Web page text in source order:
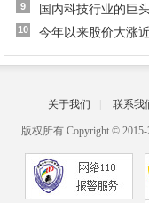
9 国内科技行业的巨
10 今年以来股价大涨
关于我们 联系我
版权所有 Copyright ©